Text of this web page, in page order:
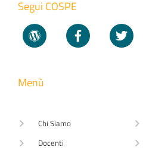
Segui COSPE
Menù
Chi Siamo
Docenti